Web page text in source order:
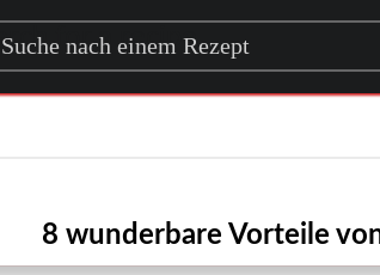
for a recipe
8 wunderbare Vorteile